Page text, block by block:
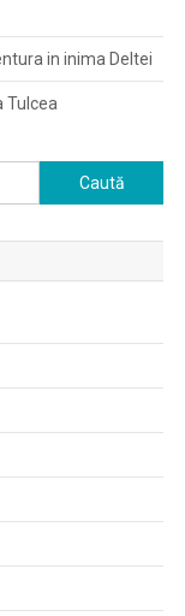
in inima Deltei
Tulcea
Caută
după: